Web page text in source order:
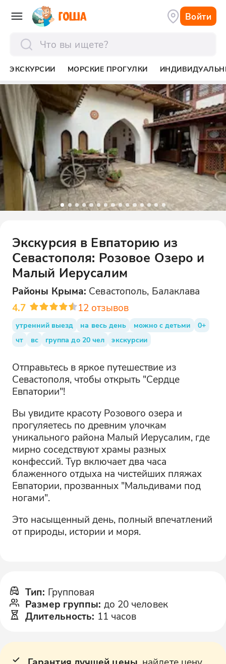
Войти
ЭКСКУРСИИ МОРСКИЕ ПРОГУЛКИ
Экскурсия в Евпаторию из
Севастополя: Розовое Озеро и
Малый Иерусалим
Районы Крыма: Севастополь, Балаклава
4.7
12 отзывов
утренний выезд на весь день можно с детьми
0+
чт
вс группа до 20 чел экскурсии
Отправьтесь в яркое путешествие из
Севастополя, чтобы открыть "Сердце
Евпатории"!
Вы увидите красоту Розового озера и
прогуляетесь по древним улочкам
уникального района Малый Иерусалим, где
мирно соседствуют храмы разных
конфессий. Тур включает два часа
блаженного отдыха на чистейших пляжах
Евпатории, прозванных "Мальдивами под
ногами".
Это насыщенный день, полный впечатлений
от природы, истории и моря.
Тип: Групповая
Размер группы: до 20 человек
Длительность: 11 часов